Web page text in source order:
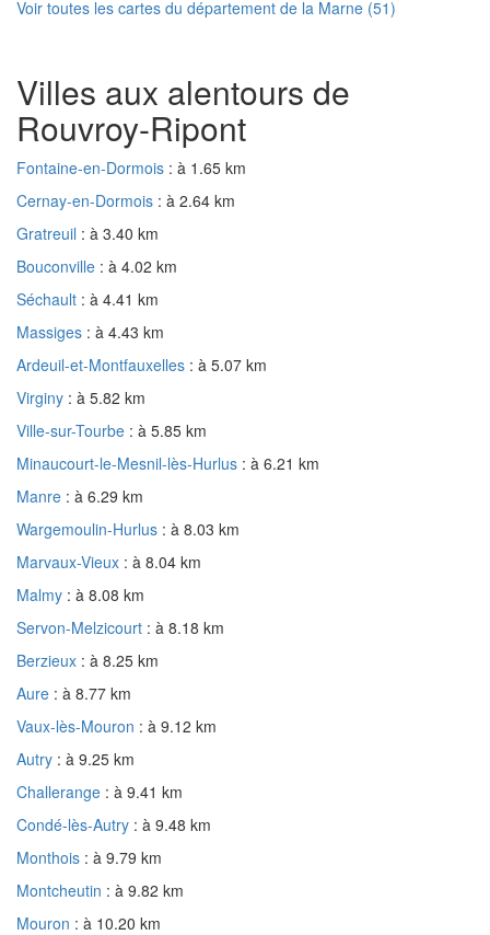
Voir toutes les cartes du département de la Marne (51)
Villes aux alentours de
Rouvroy-Ripont
Fontaine-en-Dormois : à 1.65 km
Cernay-en-Dormois : à 2.64 km
Gratreuil : à 3.40 km
Bouconville : à 4.02 km
Séchault : à 4.41 km
Massiges : à 4.43 km
Ardeuil-et-Montfauxelles : à 5.07 km
Virginy : à 5.82 km
Ville-sur-Tourbe : à 5.85 km
Minaucourt-le-Mesnil-lès-Hurlus : à 6.21 km
Manre : à 6.29 km
Wargemoulin-Hurlus : à 8.03 km
Marvaux-Vieux : à 8.04 km
Malmy : à 8.08 km
Servon-Melzicourt : à 8.18 km
Berzieux : à 8.25 km
Aure : à 8.77 km
Vaux-lès-Mouron : à 9.12 km
Autry : à 9.25 km
Challerange : à 9.41 km
Condé-lès-Autry : à 9.48 km
Monthois : à 9.79 km
Montcheutin : à 9.82 km
Mouron : à 10.20 km